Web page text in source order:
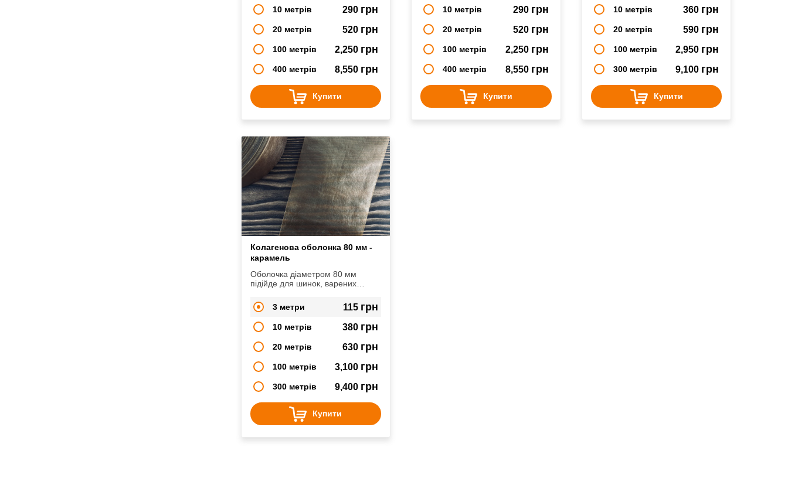
10 метрів 290 грн
20 метрів 520 грн
100 метрів 2,250 грн
400 метрів 8,550 грн
Купити
10 метрів 290 грн
20 метрів 520 грн
100 метрів 2,250 грн
400 метрів 8,550 грн
Купити
10 метрів 360 грн
20 метрів 590 грн
100 метрів 2,950 грн
300 метрів 9,100 грн
Купити
Колагенова оболонка 80 мм -
карамель
Оболочка діаметром 80 мм
підійде для шинок, варених
салямі.3 метри 115 грн
10 метрів 380 грн
20 метрів 630 грн
100 метрів 3,100 грн
300 метрів 9,400 грн
Купити